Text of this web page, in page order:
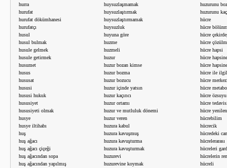
hurra
hurufat
hurufat dökümhanesi
hurufatçı
husul
husul bulmak
husule gelmek
husule getirmek
husumet
husus
hususat
hususi
hususi hukuk
hususiyet
hususiyeti olmak
husye
husye iltihabı
huş
huş ağacı
huş ağacı çiçeği
huş ağacından sopa
huş ağacından yapılmış
huysuzlaşmamak
huysuzlaştırmak
huysuzlaştırmamak
huysuzluk
huyuna göre
huzme
huzmeli
huzur
huzur bozan kimse
huzur bozma
huzur bozucu
huzur içinde yatsın
huzur kaçırıcı
huzur ortamı
huzur ve mutluluk dönemi
huzur veren
huzura kabul
huzura kavuşmuş
huzura kavuşturma
huzura kavuşturmak
huzurevi
huzurevine koymak
huzurunu
huzurunu
hücre
hücre
hücre
hücre
hücre hapsi
hücre
hücre
hücre ile
hücre
hücre
hücre özsuyu
hücre
hücre
hücrebilim
hücrecik
hücredeki
hücrelerarası
hücreleri
hücrelerin
hücreli